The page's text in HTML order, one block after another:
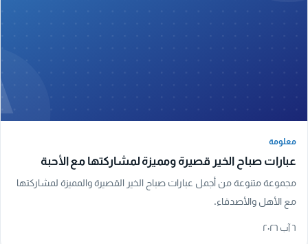
معلومة
عبارات صباح الخير قصيرة ومميزة لمشاركتها مع الأحبة
مجموعة متنوعة من أجمل عبارات صباح الخير القصيرة والمميزة لمشاركتها
مع الأهل والأصدقاء.
٦ آب ٢٠٢٦